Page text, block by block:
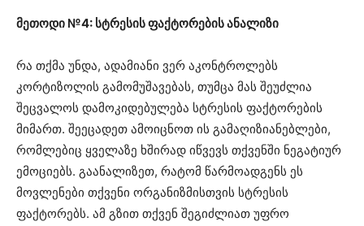
მეთოდი №4: სტრესის ფაქტორების ანალიზი
რა თქმა უნდა, ადამიანი ვერ აკონტროლებს
კორტიზოლის გამომუშავებას, თუმცა მას შეუძლია
შეცვალოს დამოკიდებულება სტრესის ფაქტორების
მიმართ. შეეცადეთ ამოიცნოთ ის გამაღიზიანებლები,
რომლებიც ყველაზე ხშირად იწვევს თქვენში ნეგატიურ
ემოციებს. გაანალიზეთ, რატომ წარმოადგენს ეს
მოვლენები თქვენი ორგანიზმისთვის სტრესის
ფაქტორებს. ამ გზით თქვენ შეგიძლიათ უფრო